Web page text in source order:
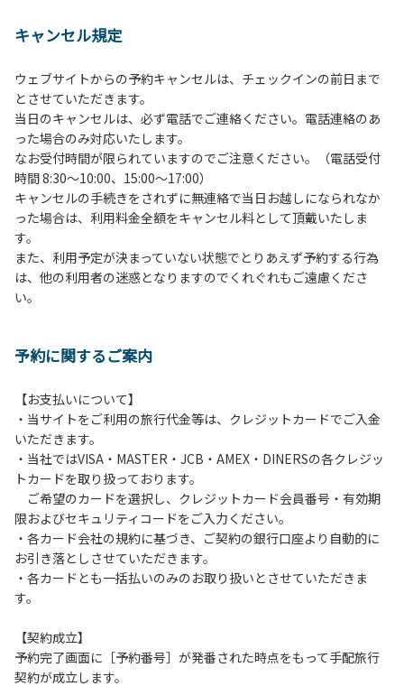
２、中学生以下だけでの利用はできません。高校生以上の方
３、テントサイト（多目的広場を含む。）の使用は、事前に
予約いただいた方のみで、連泊の方を除き、正午からです。
基本的に、テント1張りにつき1区画の予約をお願いします。
管理棟にてチェックインの手続きを行ってください。午後3
時前にお越しの方は、午後3時になりましたら管理棟にて手
続きを行ってください。午後5時過ぎにお越しの方は、翌朝
手続きを行ってください。
４、車両は、荷物の積み下ろし時以外は、駐車場にとめてく
ださい。
５、チェックアウトは、午前10時まで（日帰り使用の場合は
午後5時まで）です。チェックインの手続きを行っていない
方や使用人数が増えた場合は、必ず手続きを行ってくださ
ら午前10時までの間にゴミステーションに出してください。
は、お持ち帰りをお願いします。
【禁止事項】
カラオケ、発電機、地面での直火による焚き火、キャンプフ
ァイヤー、打ち上げ式花火、テントサウナの設置
【注意事項】
当キャンプ場のそばを流れる歴舟川は、上流で雨が降ると短
時間で増水し、川原で遊んでいると大変危険な状態になりや
すく、過去にも増水により人が流される事故が数件起きてい
（１）川原にテントやタープを張らない。
（２）雨が降ったときは川原で遊ばない。
（３）カムイコタン公園キャンプ場で雨が降らなくても、上
キャンセル規定
ウェブサイトからの予約キャンセルは、チェックインの前日まで
とさせていただきます。
当日のキャンセルは、必ず電話でご連絡ください。電話連絡のあ
った場合のみ対応いたします。
なお受付時間が限られていますのでご注意ください。（電話受付
時間 8:30～10:00、15:00～17:00）
キャンセルの手続きをされずに無連絡で当日お越しになられなか
った場合は、利用料金全額をキャンセル料として頂戴いたしま
す。
また、利用予定が決まっていない状態でとりあえず予約する行為
は、他の利用者の迷惑となりますのでくれぐれもご遠慮くださ
い。
予約に関するご案内
【お支払いについて】
・当サイトをご利用の旅行代金等は、クレジットカードでご入金
いただきます。
・当社ではVISA・MASTER・JCB・AMEX・DINERSの各クレジッ
トカードを取り扱っております。
ご希望のカードを選択し、クレジットカード会員番号・有効期
限およびセキュリティコードをご入力ください。
・各カード会社の規約に基づき、ご契約の銀行口座より自動的に
お引き落としさせていただきます。
・各カードとも一括払いのみのお取り扱いとさせていただきま
す。
【契約成立】
予約完了画面に［予約番号］が発番された時点をもって手配旅行
契約が成立します。